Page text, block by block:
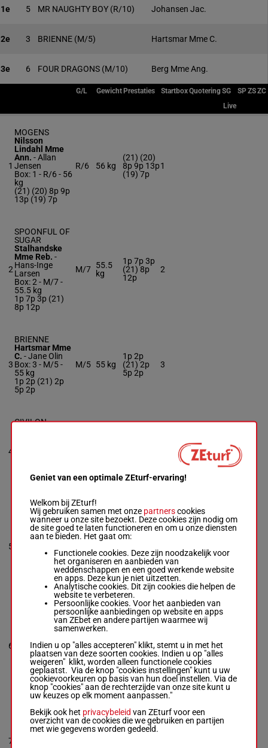
1e 5 MR NAUGHTY BOY (R/10) Johansen Jac.
2e 3 BRIENNE (M/5) Hartsmar Mme C.
3e 6 FOUR DRAGONS (M/10) Berg Mme Ang.
G/L Gewicht Prestaties StartboxQuoteringSG SPZSZC
Live
1
MOGENS
Nilsson
Lindahl Mme
Ann. -Allan
Jensen
Box: 1 - R/6 - 56
kg
(21) (20) 8p 9p
13p (19) 7p
R/6 56 kg
(21) (20)
8p 9p 13p
(19) 7p
1
2
SPOONFUL OF
SUGAR
Stalhandske
Mme Reb. -
Hans-Inge
Larsen
Box: 2 - M/7 -
55.5 kg
1p 7p 3p (21)
8p 12p
M/7 55.5
kg
1p 7p 3p
(21) 8p
12p
2
3
BRIENNE
Hartsmar Mme
C. -Jane Olin
Box: 3 - M/5 -
55 kg
1p 2p (21) 2p
5p 2p
M/5 55 kg
1p 2p
(21) 2p
5p 2p
3
4
CIVILON
4p 5p (21) 1p
3p 8p
5
MR NAUGHTY
BOY
Johansen Jac.
Karin
R/10 -
4p 1p 2p (21)
4p 1p 2p
3p
6
Berg Mme Ang.
Sjögren
Box: 6 -M/10 -
60 kg
6p 4p (21) 2p
1p 3p
M/1060 kg
(21) 2p
1p 3p
6
7
BREAKFAST IN
Wilson O.-
3p 2p
Geniet van een optimale ZEturf-ervaring!
Welkom bij ZEturf!
Wij gebruiken samen met onze partnerscookies
wanneer u onze site bezoekt. Deze cookies zijn nodig om
de site goed te laten functioneren en om u onze diensten
aan te bieden. Het gaat om:
Functionele cookies. Deze zijn noodzakelijk voor
het organiseren en aanbieden van
weddenschappen en een goed werkende website
en apps. Deze kun je niet uitzetten.
Analytische cookies. Dit zijn cookies die helpen de
website te verbeteren.
Persoonlijke cookies. Voor het aanbieden van
persoonlijke aanbiedingen op website en apps
van ZEbet en andere partijen waarmee wij
samenwerken.
Indien u op "alles accepteren" klikt, stemt u in met het
plaatsen van deze soorten cookies. Indien u op "alles
weigeren" klikt, worden alleen functionele cookies
geplaatst. Via de knop "cookies instellingen" kunt u uw
cookievoorkeuren op basis van hun doel instellen. Via de
knop "cookies" aan de rechterzijde van onze site kunt u
uw keuzes op elk moment aanpassen."
Bekijk ook het privacybeleid van ZEturf voor een
overzicht van de cookies die we gebruiken en partijen
met wie gegevens worden gedeeld.